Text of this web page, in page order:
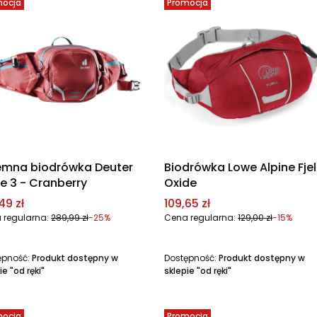
biodrówka Deuter
3 - Cranberry
promocyjna
zł
regularna: 289,99 zł-25%
Produkt dostępny w
"od ręki"
Promocja
Biodrówka Lowe Alpine
Oxide
Cena promocyjna
109,65 zł
Cena regularna: 129,00 zł-15%
Dostępność: Produkt dostępny w
sklepie "od ręki"